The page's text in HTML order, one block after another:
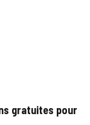
gratuites pour